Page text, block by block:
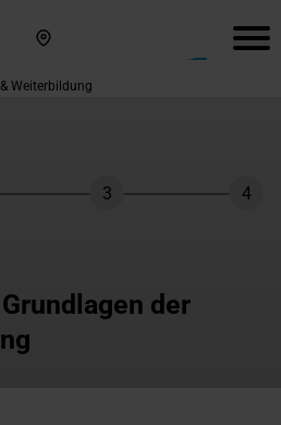
Weiterbildung
Schritt
3 4
der